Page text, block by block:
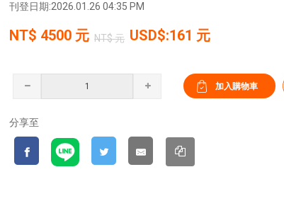
刊登日期:2026.01.26 04:35 PM
NT$ 4500 元 NT$ 元 USD$:161 元
分享至